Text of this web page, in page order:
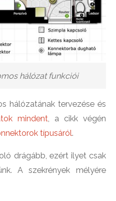
hálózat funkciói
hálózatának tervezése és
mindent, a cikk végén
típusáról.
drágább, ezért ilyet csak
A szekrények mélyére